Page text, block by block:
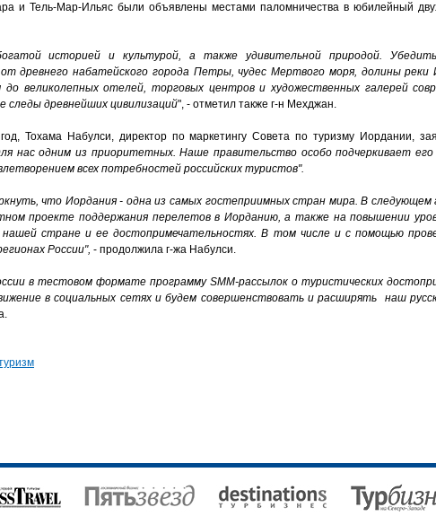
и Тель-Мар-Ильяс были объявлены местами паломничества в юбилейный
историей и культурой,а также удивительной природой.
от древнего набатейского города Петры,чудес Мертвого моря, долины реки
до великолепных отелей, торговых центров и художественных галерей
следы древнейших цивилизаций", - отметил также г-н Мехджан.
Тохама Набулси, директор по маркетингу Совета по туризму Иордании,
нас одним из приоритетных. Наше правительство особо подчеркивает
всех потребностей российских туристов".
что Иордания - одна из самых гостеприимных стран мира. В
проекте поддержания перелетов в Иорданию, а также на повышении
стране и ее достопримечательностях. В том числе и с помощью
России", - продолжила г-жа Набулси.
в тестовом формате программуSMM-рассылок о туристических
в социальных сетях и будем совершенствовать и расширять наш